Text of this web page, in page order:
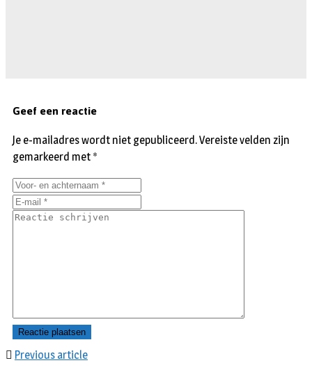
Previous article
Geef een reactie
Je e-mailadres wordt niet gepubliceerd.Vereiste velden zijn
gemarkeerd met *